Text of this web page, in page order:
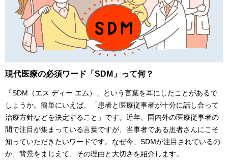
現代医療の必須ワード「SDM」って何？
「SDM（エス ディー エム）」という言葉を耳にしたことがあるで
しょうか。簡単にいえば、「患者と医療従事者が十分に話し合って
治療方針などを決定すること」です。近年、国内外の医療従事者の
間で注目が集まっている言葉ですが、当事者である患者さんにこそ
知っていただきたいワードです。なぜ今、SDMが注目されているの
か、背景をまじえて、その理由と大切さを紹介します。